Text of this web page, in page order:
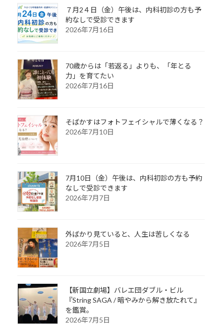
７月2４日（金）午後は、内科初診の方も予
約なしで受診できます
2026年7月16日
70歳からは「若返る」よりも、「年とる
力」を育てたい
2026年7月16日
そばかすはフォトフェイシャルで薄くなる？
2026年7月10日
7月10日（金）午後は、内科初診の方も予約
なしで受診できます
2026年7月7日
外ばかり見ていると、人生は苦しくなる
2026年7月5日
【新国立劇場】バレエ団ダブル・ビル
『String SAGA / 暗やみから解き放たれて』
を鑑賞。
2026年7月5日